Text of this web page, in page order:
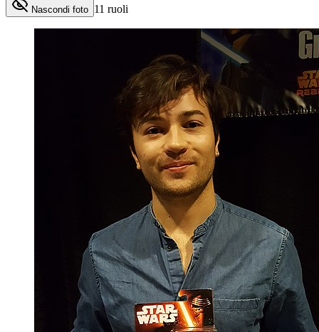
Nascondi foto 11 ruoli